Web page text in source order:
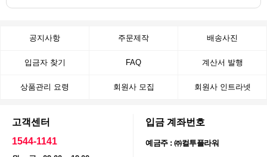
공지사항 주문제작 배송사진
입금자 찾기 FAQ 계산서 발행
상품관리 요령 회원사 모집 회원사 인트라넷
고객센터
1544-1141
입금 계좌번호
예금주 : ㈜컬투플라워